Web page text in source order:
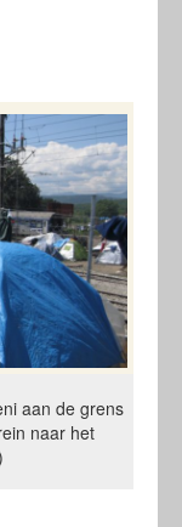
aan de grens
naar het